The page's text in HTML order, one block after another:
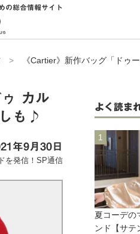
の総合情報サイト
>
《Cartier》新作バッグ「ドゥ
カル
も♪
年9月30日
を発信！SP通信
よく読ま
夏コーデの
ンド【サテ